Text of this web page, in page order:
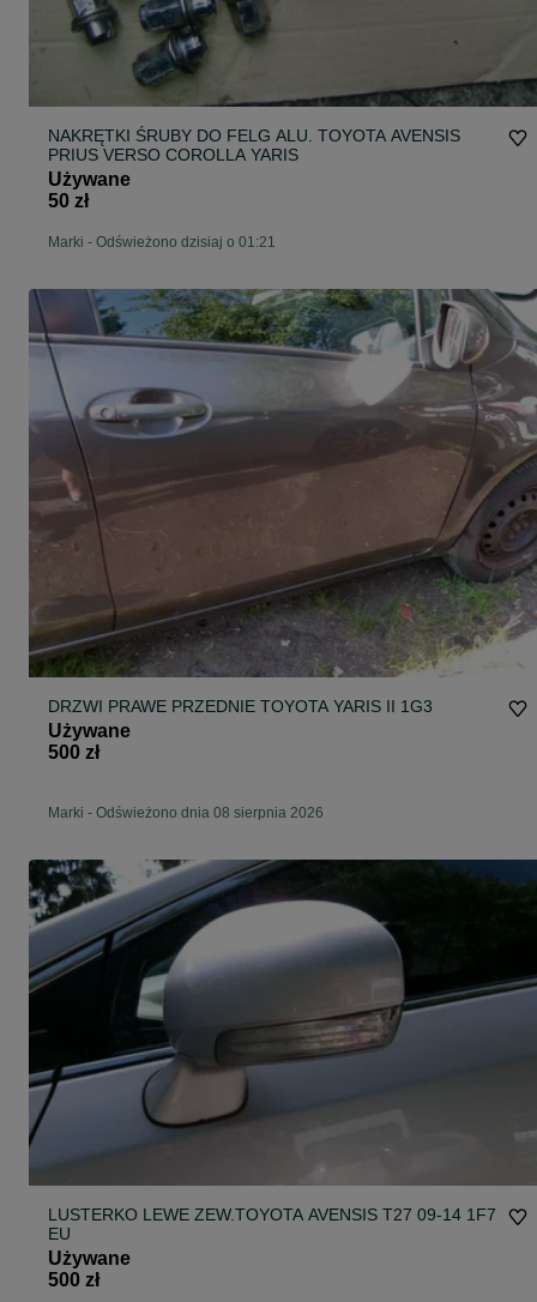
NAKRĘTKI ŚRUBY DO FELG ALU. TOYOTA AVENSIS
PRIUS VERSO COROLLA YARIS
Używane
50 zł
Marki - Odświeżono dzisiaj o 01:21
DRZWI PRAWE PRZEDNIE TOYOTA YARIS II 1G3
Używane
500 zł
Marki - Odświeżono dnia 08 sierpnia 2026
LUSTERKO LEWE ZEW.TOYOTA AVENSIS T27 09-14 1F7
EU
Używane
500 zł